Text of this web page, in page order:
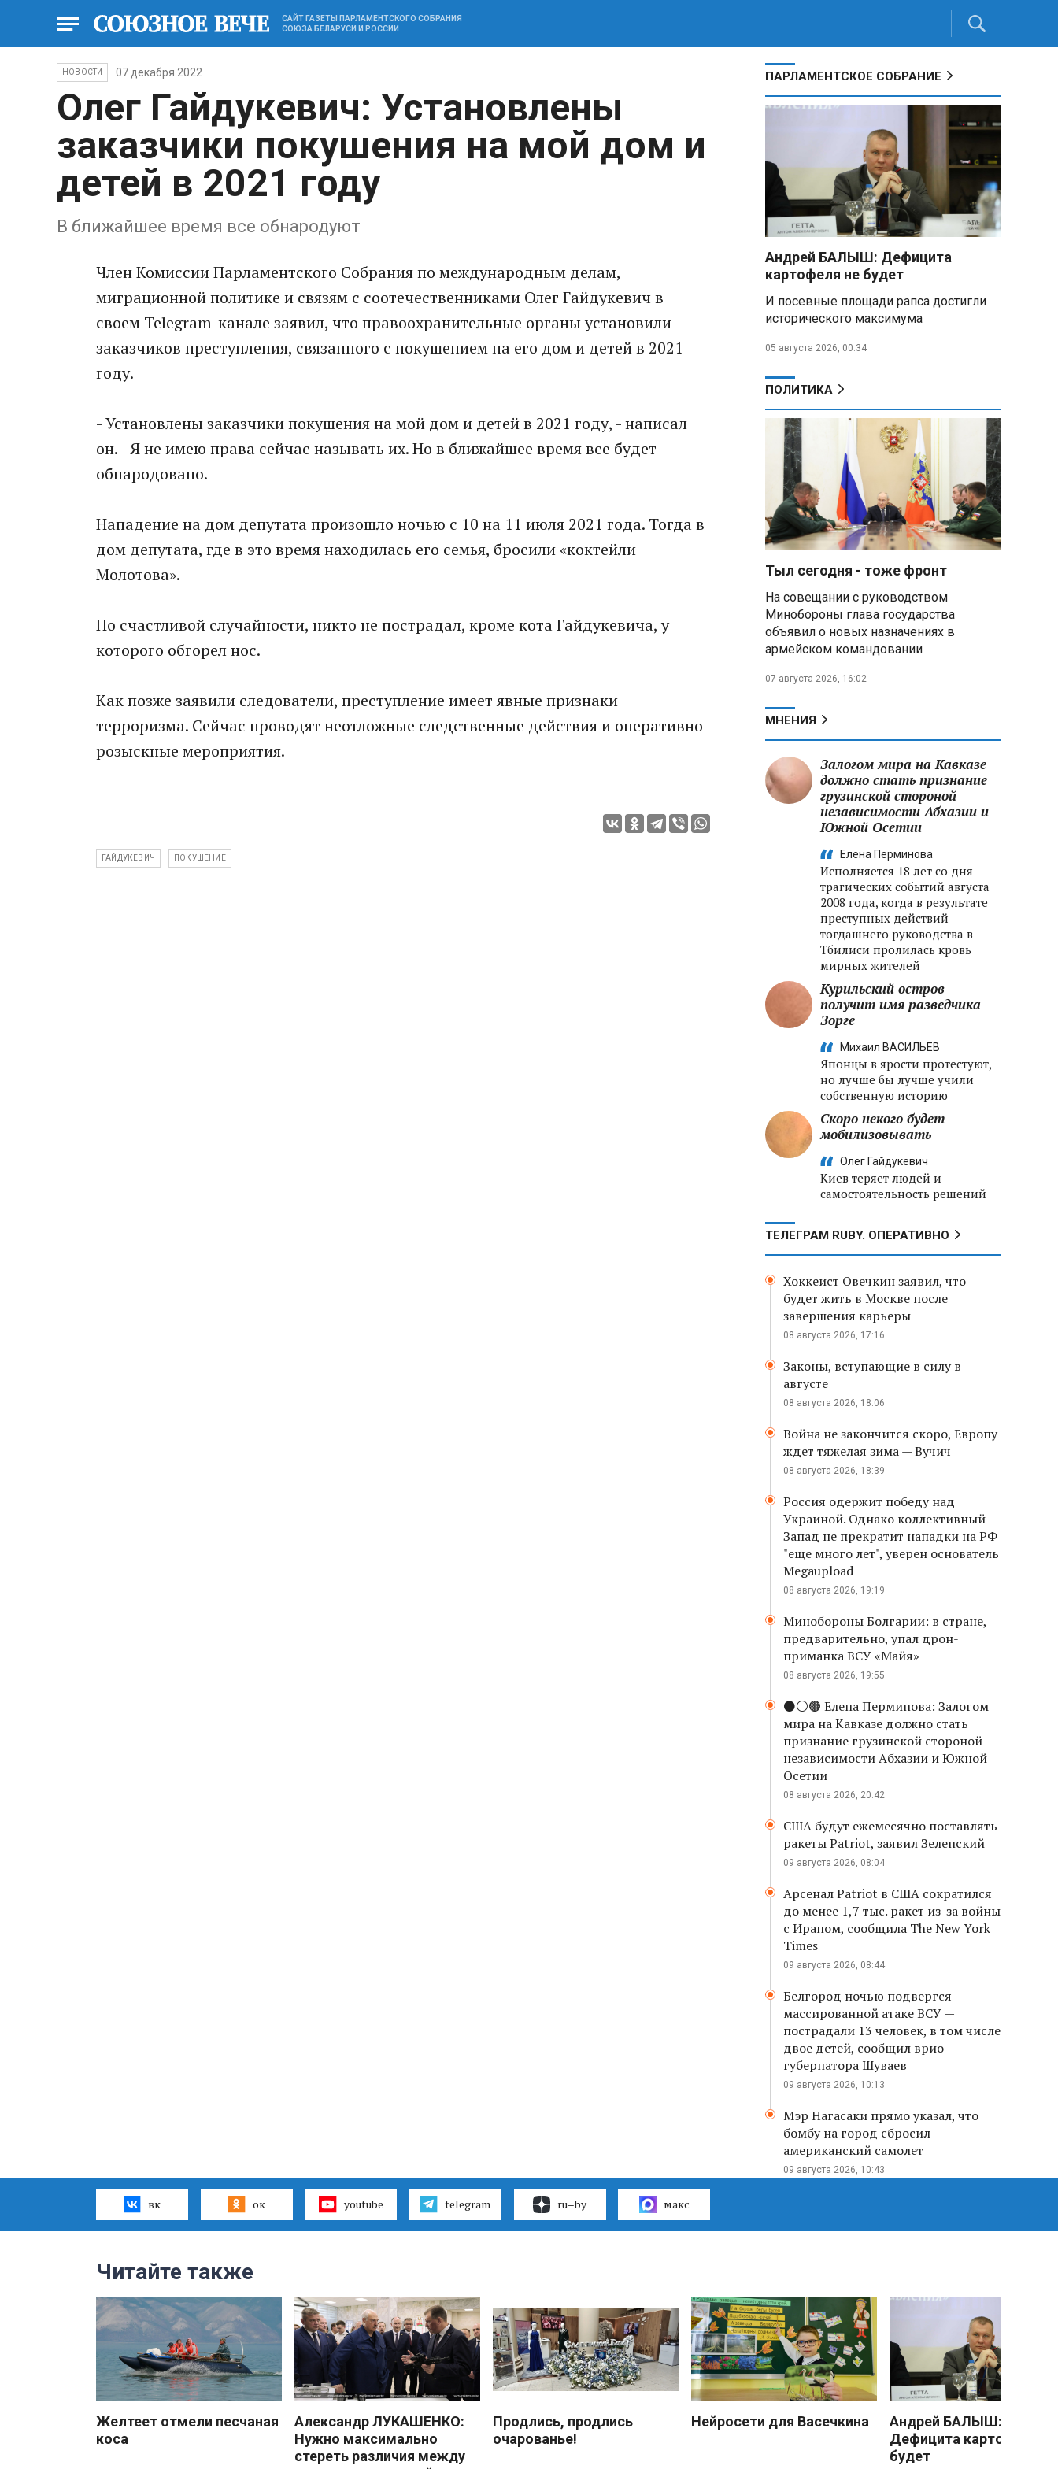
САЙТ ГАЗЕТЫ ПАРЛАМЕНТСКОГО СОБРАНИЯ
СОЮЗА БЕЛАРУСИ И РОССИИ
НОВОСТИ 07 декабря 2022
Олег Гайдукевич: Установлены
заказчики покушения на мой дом и
детей в 2021 году
В ближайшее время все обнародуют
Член Комиссии Парламентского Собрания по международным делам,
миграционной политике и связям с соотечественниками Олег Гайдукевич в
своем Telegram-канале заявил, что правоохранительные органы установили
заказчиков преступления, связанного с покушением на его дом и детей в 2021
году.
- Установлены заказчики покушения на мой дом и детей в 2021 году, - написал
он. - Я не имею права сейчас называть их. Но в ближайшее время все будет
обнародовано.
Нападение на дом депутата произошло ночью с 10 на 11 июля 2021 года. Тогда в
дом депутата, где в это время находилась его семья, бросили «коктейли
Молотова».
По счастливой случайности, никто не пострадал, кроме кота Гайдукевича, у
которого обгорел нос.
Как позже заявили следователи, преступление имеет явные признаки
терроризма. Сейчас проводят неотложные следственные действия и оперативно-
розыскные мероприятия.
ГАЙДУКЕВИЧ ПОКУШЕНИЕ
ПАРЛАМЕНТСКОЕ СОБРАНИЕ
Андрей БАЛЫШ: Дефицита
картофеля не будет
И посевные площади рапса достигли
исторического максимума
05 августа 2026, 00:34
ПОЛИТИКА
Тыл сегодня - тоже фронт
На совещании с руководством
Минобороны глава государства
объявил о новых назначениях в
армейском командовании
07 августа 2026, 16:02
МНЕНИЯ
Залогом мира на Кавказе
должно стать признание
грузинской стороной
независимости Абхазии и
Южной Осетии
Елена Перминова
Исполняется 18 лет со дня
трагических событий августа
2008 года, когда в результате
преступных действий
тогдашнего руководства в
Тбилиси пролилась кровь
мирных жителей
Курильский остров
получит имя разведчика
Зорге
Михаил ВАСИЛЬЕВ
Японцы в ярости протестуют,
но лучше бы лучше учили
собственную историю
Скоро некого будет
мобилизовывать
Олег Гайдукевич
Киев теряет людей и
самостоятельность решений
ТЕЛЕГРАМ RUBY. ОПЕРАТИВНО
Хоккеист Овечкин заявил, что
будет жить в Москве после
завершения карьеры
08 августа 2026, 17:16
Законы, вступающие в силу в
августе
08 августа 2026, 18:06
Война не закончится скоро, Европу
ждет тяжелая зима — Вучич
08 августа 2026, 18:39
Россия одержит победу над
Украиной. Однако коллективный
Запад не прекратит нападки на РФ
"еще много лет", уверен основатель
Megaupload
08 августа 2026, 19:19
Минобороны Болгарии: в стране,
предварительно, упал дрон-
приманка ВСУ «Майя»
08 августа 2026, 19:55
⚫️⚪️🟤 Елена Перминова: Залогом
мира на Кавказе должно стать
признание грузинской стороной
независимости Абхазии и Южной
Осетии
08 августа 2026, 20:42
США будут ежемесячно поставлять
ракеты Patriot, заявил Зеленский
09 августа 2026, 08:04
Арсенал Patriot в США сократился
до менее 1,7 тыс. ракет из-за войны
с Ираном, сообщила The New York
Times
09 августа 2026, 08:44
Белгород ночью подвергся
массированной атаке ВСУ —
пострадали 13 человек, в том числе
двое детей, сообщил врио
губернатора Шуваев
09 августа 2026, 10:13
Мэр Нагасаки прямо указал, что
бомбу на город сбросил
американский самолет
09 августа 2026, 10:43
вк ок youtube telegram ru–by макс
Читайте также
Желтеет отмели песчаная
коса
Александр ЛУКАШЕНКО:
Нужно максимально
стереть различия между
Продлись, продлись
очарованье!
Нейросети для Васечкина
Андрей БАЛЫШ:
Дефицита картофеля не
будет